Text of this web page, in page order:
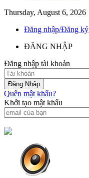
Thursday, August 6, 2026
Đăng nhập/Đăng ký
ĐĂNG NHẬP
Đăng nhập tài khoản
Quên mật khẩu?
Khởi tạo mật khẩu